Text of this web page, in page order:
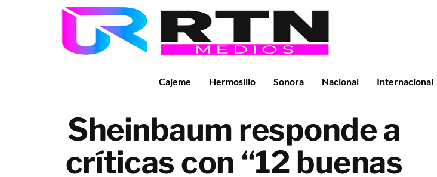
Cajeme Hermosillo Sonora Nacional Internacional
Sheinbaum responde a
críticas con “12 buenas